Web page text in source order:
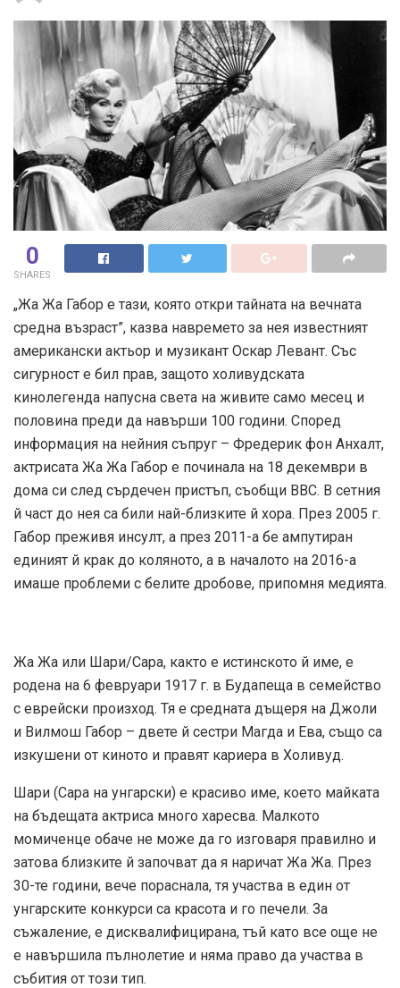
0
SHARES
„Жа Жа Габор е тази, която откри тайната на вечната
средна възраст”, казва навремето за нея известният
американски актьор и музикант Оскар Левант. Със
сигурност е бил прав, защото холивудската
кинолегенда напусна света на живите само месец и
половина преди да навърши 100 години. Според
информация на нейния съпруг – Фредерик фон Анхалт,
актрисата Жа Жа Габор е починала на 18 декември в
дома си след сърдечен пристъп, съобщи ВВС. В сетния
й част до нея са били най-близките й хора. През 2005 г.
Габор преживя инсулт, а през 2011-а бе ампутиран
единият й крак до коляното, а в началото на 2016-а
имаше проблеми с белите дробове, припомня медията.
Жа Жа или Шари/Сара, както е истинското й име, е
родена на 6 февруари 1917 г. в Будапеща в семейство
с еврейски произход. Тя е средната дъщеря на Джоли
и Вилмош Габор – двете й сестри Магда и Ева, също са
изкушени от киното и правят кариера в Холивуд.
Шари (Сара на унгарски) е красиво име, което майката
на бъдещата актриса много харесва. Малкото
момиченце обаче не може да го изговаря правилно и
затова близките й започват да я наричат Жа Жа. През
30-те години, вече пораснала, тя участва в един от
унгарските конкурси са красота и го печели. За
съжаление, е дисквалифицирана, тъй като все още не
е навършила пълнолетие и няма право да участва в
събития от този тип.